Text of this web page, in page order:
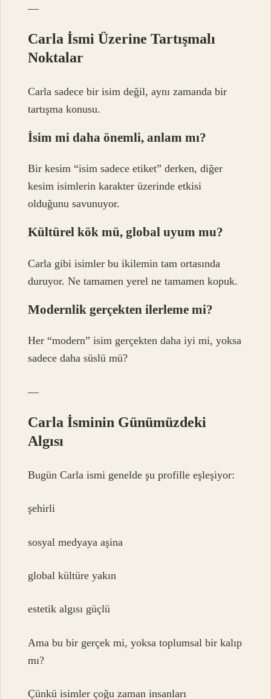
—
Carla İsmi Üzerine Tartışmalı
Noktalar
Carla sadece bir isim değil, aynı zamanda bir
tartışma konusu.
İsim mi daha önemli, anlam mı?
Bir kesim “isim sadece etiket” derken, diğer
kesim isimlerin karakter üzerinde etkisi
olduğunu savunuyor.
Kültürel kök mü, global uyum mu?
Carla gibi isimler bu ikilemin tam ortasında
duruyor. Ne tamamen yerel ne tamamen kopuk.
Modernlik gerçekten ilerleme mi?
Her “modern” isim gerçekten daha iyi mi, yoksa
sadece daha süslü mü?
—
Carla İsminin Günümüzdeki
Algısı
Bugün Carla ismi genelde şu profille eşleşiyor:
şehirli
sosyal medyaya aşina
global kültüre yakın
estetik algısı güçlü
Ama bu bir gerçek mi, yoksa toplumsal bir kalıp
mı?
Çünkü isimler çoğu zaman insanları